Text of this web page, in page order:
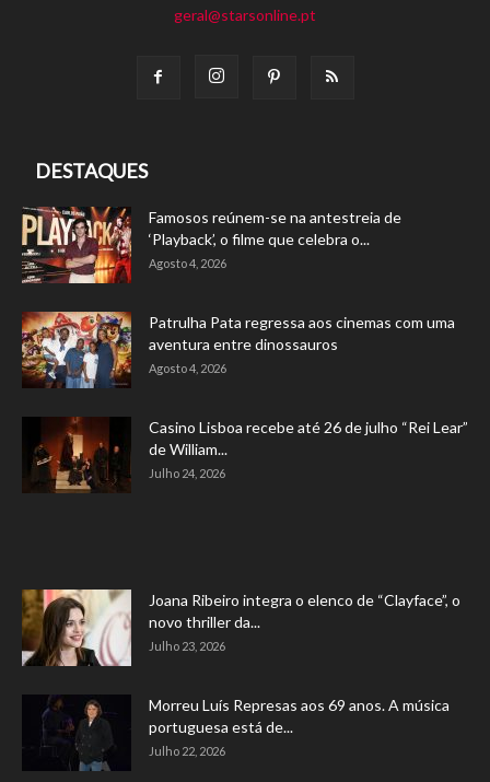
geral@starsonline.pt
DESTAQUES
Famosos reúnem-se na antestreia de
‘Playback’, o filme que celebra o...
Agosto 4, 2026
Patrulha Pata regressa aos cinemas com uma
aventura entre dinossauros
Agosto 4, 2026
Casino Lisboa recebe até 26 de julho “Rei Lear”
de William...
Julho 24, 2026
Joana Ribeiro integra o elenco de “Clayface”, o
novo thriller da...
Julho 23, 2026
Morreu Luís Represas aos 69 anos. A música
portuguesa está de...
Julho 22, 2026